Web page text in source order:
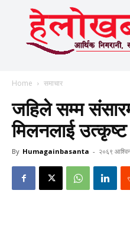
Home समाचार
जहिले सम्म
मिलनलाई उत्कृष्ट
By Humagainbasanta - २०६९